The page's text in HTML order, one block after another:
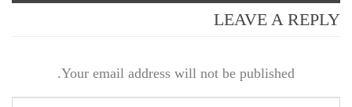
LEAVE A REPLY
Your email address will not be published.